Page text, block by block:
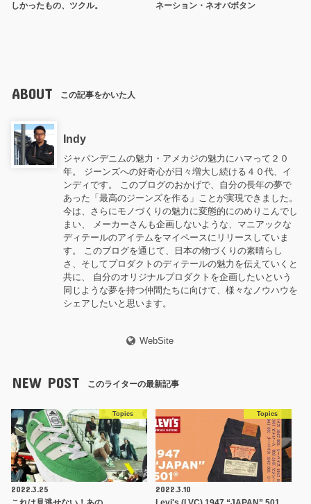
しかったもの、ツクル。
ネーション・ネオバボタン
ABOUT この記事をかいた人
Indy
ジャパンデニムの魅力・アメカジの魅力にハマって２０
年。 ジーンズへの好奇心が日々増大し続ける４０代、イ
ンディです。 このブログのおかげで、自分の長年の夢で
あった「最高のジーンズを作る」ことが実現できました。
今は、さらにモノづくりの魅力に変態的にのめりこんでし
まい、 メーカーさんも企画しないような、マニアックな
ディテールのアイテムをマイペースにリリースしていま
す。 このブログを通じて、日本の物づくりの素晴らし
さ、そしてプロダクトのディテールの魅力を伝えていくと
共に、 自分のオリジナルプロダクトを企画したいという
同じような夢を持つ仲間たちに向けて、様々なノウハウを
シェアしたいと思います。
WebSite
NEW POST このライターの最新記事
Topics
2022.3.25
Topics
2022.3.10